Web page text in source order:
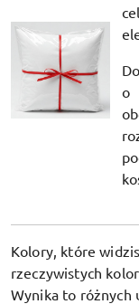
o
Kolory, które
rzeczywistych
Wynika to różnych